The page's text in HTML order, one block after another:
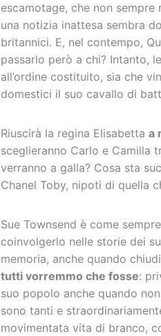
escamotage, che non sempre
una notizia inattesa sembra
britannici. E, nel contempo,
passarlo però a chi? Intanto,
all’ordine costituito, sia che
domestici il suo cavallo di
Riuscirà la regina Elisabetta a
sceglieranno Carlo e Camilla
verranno a galla? Cosa sta
Chanel Toby, nipoti di quella
Sue Townsend è come
coinvolgerlo nelle storie dei
memoria, anche quando
tutti vorremmo che fosse:
suo popolo anche quando
sono tanti e
movimentata vita di branco,